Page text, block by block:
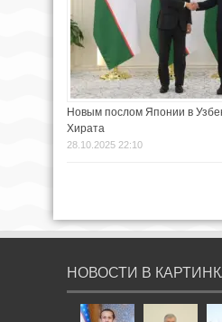
Новым послом Японии в
Хирата
28.10.2025 22:10
НОВОСТИ В